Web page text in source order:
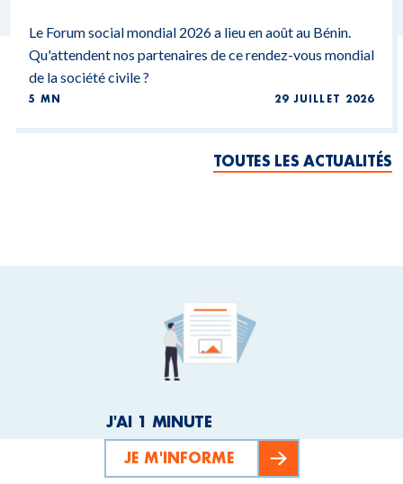
Le Forum social mondial 2026 a lieu en août au Bénin.
Qu'attendent nos partenaires de ce rendez-vous mondial
de la société civile ?
5 MN 29 JUILLET 2026
TOUTES LES ACTUALITÉS
J'AI 1 MINUTE
JE M'INFORME